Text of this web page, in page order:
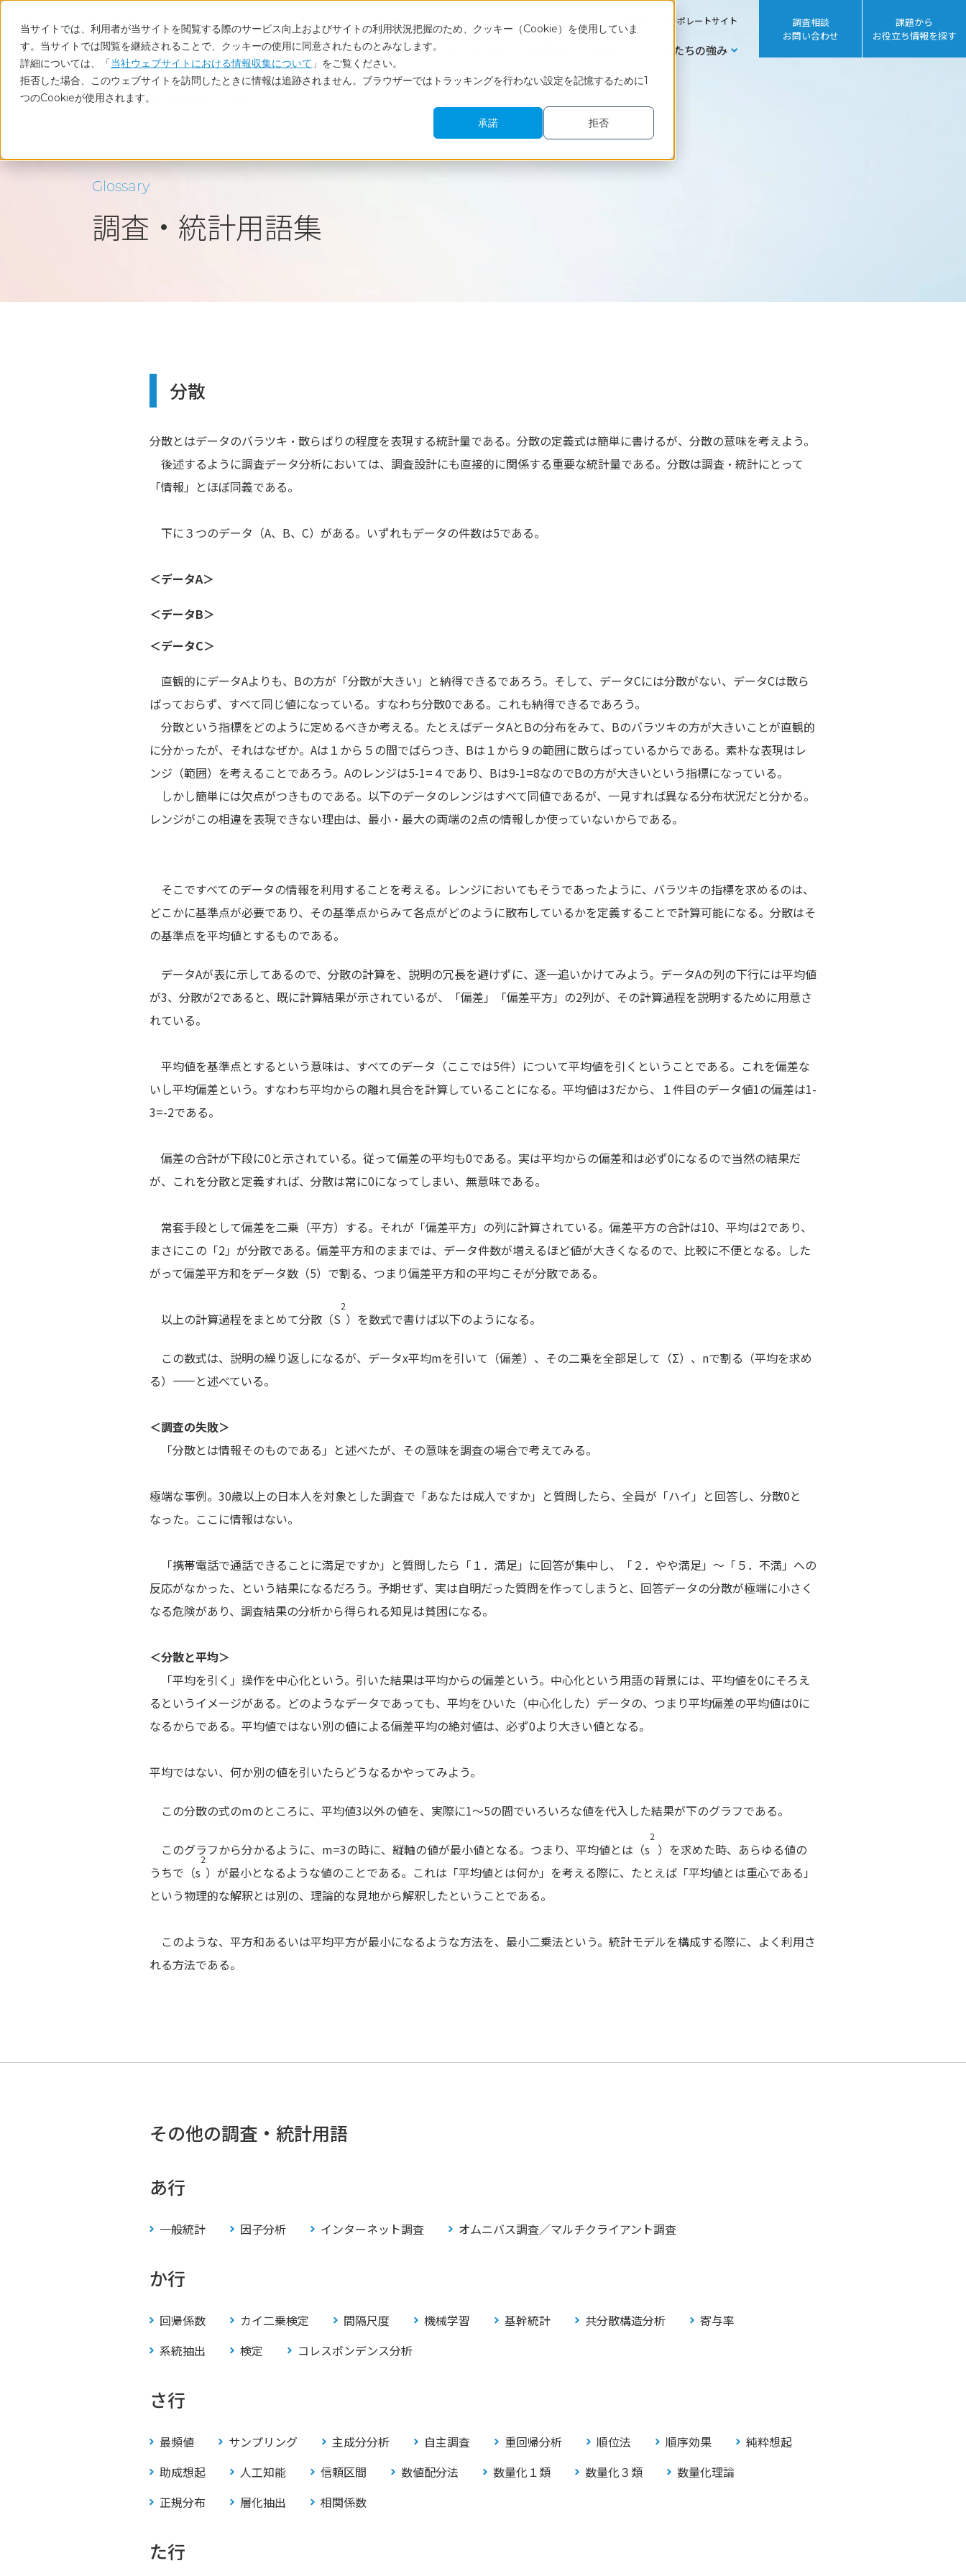
当サイトでは、利用者が当サイトを閲覧する際のサービス向上およびサイトの利用状況把握のため、クッキー（Cookie）を使用していま
す。当サイトでは閲覧を継続されることで、クッキーの使用に同意されたものとみなします。
詳細については、「当社ウェブサイトにおける情報収集について 」をご覧ください。
拒否した場合、このウェブサイトを訪問したときに情報は追跡されません。ブラウザーではトラッキングを行わない設定を記憶するために1
つのCookieが使用されます。
承諾
拒否
コーポレートサイト
サービス 調査レポート・コラム 私たちの強み
調査相談
お問い合わせ
課題から
お役立ち情報を探す
ホーム 調査・統計用語集
Glossary
調査・統計用語集
分散
分散とはデータのバラツキ・散らばりの程度を表現する統計量である。分散の定義式は簡単に書けるが、分散の意味を考えよう。
後述するように調査データ分析においては、調査設計にも直接的に関係する重要な統計量である。分散は調査・統計にとって
「情報」とほぼ同義である。
下に３つのデータ（A、B、C）がある。いずれもデータの件数は5である。
＜データA＞
＜データB＞
＜データC＞
直観的にデータAよりも、Bの方が「分散が大きい」と納得できるであろう。そして、データCには分散がない、データCは散ら
ばっておらず、すべて同じ値になっている。すなわち分散0である。これも納得できるであろう。
分散という指標をどのように定めるべきか考える。たとえばデータAとBの分布をみて、Bのバラツキの方が大きいことが直観的
に分かったが、それはなぜか。Aは１から５の間でばらつき、Bは１から９の範囲に散らばっているからである。素朴な表現はレ
ンジ（範囲）を考えることであろう。Aのレンジは5-1=４であり、Bは9-1=8なのでBの方が大きいという指標になっている。
しかし簡単には欠点がつきものである。以下のデータのレンジはすべて同値であるが、一見すれば異なる分布状況だと分かる。
レンジがこの相違を表現できない理由は、最小・最大の両端の2点の情報しか使っていないからである。
そこですべてのデータの情報を利用することを考える。レンジにおいてもそうであったように、バラツキの指標を求めるのは、
どこかに基準点が必要であり、その基準点からみて各点がどのように散布しているかを定義することで計算可能になる。分散はそ
の基準点を平均値とするものである。
データAが表に示してあるので、分散の計算を、説明の冗長を避けずに、逐一追いかけてみよう。データAの列の下行には平均値
が3、分散が2であると、既に計算結果が示されているが、「偏差」「偏差平方」の2列が、その計算過程を説明するために用意さ
れている。
平均値を基準点とするという意味は、すべてのデータ（ここでは5件）について平均値を引くということである。これを偏差な
いし平均偏差という。すなわち平均からの離れ具合を計算していることになる。平均値は3だから、１件目のデータ値1の偏差は1-
3=-2である。
偏差の合計が下段に0と示されている。従って偏差の平均も0である。実は平均からの偏差和は必ず0になるので当然の結果だ
が、これを分散と定義すれば、分散は常に0になってしまい、無意味である。
常套手段として偏差を二乗（平方）する。それが「偏差平方」の列に計算されている。偏差平方の合計は10、平均は2であり、
まさにこの「2」が分散である。偏差平方和のままでは、データ件数が増えるほど値が大きくなるので、比較に不便となる。した
がって偏差平方和をデータ数（5）で割る、つまり偏差平方和の平均こそが分散である。
以上の計算過程をまとめて分散（S
2
）を数式で書けば以下のようになる。
この数式は、説明の繰り返しになるが、データx平均mを引いて（偏差）、その二乗を全部足して（Σ）、nで割る（平均を求め
る）――と述べている。
＜調査の失敗＞
「分散とは情報そのものである」と述べたが、その意味を調査の場合で考えてみる。
極端な事例。30歳以上の日本人を対象とした調査で「あなたは成人ですか」と質問したら、全員が「ハイ」と回答し、分散0と
なった。ここに情報はない。
「携帯電話で通話できることに満足ですか」と質問したら「１．満足」に回答が集中し、「２．やや満足」～「５．不満」への
反応がなかった、という結果になるだろう。予期せず、実は自明だった質問を作ってしまうと、回答データの分散が極端に小さく
なる危険があり、調査結果の分析から得られる知見は貧困になる。
＜分散と平均＞
「平均を引く」操作を中心化という。引いた結果は平均からの偏差という。中心化という用語の背景には、平均値を0にそろえ
るというイメージがある。どのようなデータであっても、平均をひいた（中心化した）データの、つまり平均偏差の平均値は0に
なるからである。平均値ではない別の値による偏差平均の絶対値は、必ず0より大きい値となる。
平均ではない、何か別の値を引いたらどうなるかやってみよう。
この分散の式のmのところに、平均値3以外の値を、実際に1～5の間でいろいろな値を代入した結果が下のグラフである。
このグラフから分かるように、m=3の時に、縦軸の値が最小値となる。つまり、平均値とは（s
2
）を求めた時、あらゆる値の
うちで（s
2
）が最小となるような値のことである。これは「平均値とは何か」を考える際に、たとえば「平均値とは重心である」
という物理的な解釈とは別の、理論的な見地から解釈したということである。
このような、平方和あるいは平均平方が最小になるような方法を、最小二乗法という。統計モデルを構成する際に、よく利用さ
れる方法である。
その他の調査・統計用語
あ行
一般統計 因子分析 インターネット調査 オムニバス調査／マルチクライアント調査
か行
回帰係数 カイ二乗検定 間隔尺度 機械学習 基幹統計 共分散構造分析
寄与率
系統抽出
検定 コレスポンデンス分析
さ行
最頻値 サンプリング 主成分分析 自主調査 重回帰分析 順位法 順序効果
純粋想起
助成想起
人工知能 信頼区間 数値配分法 数量化１類 数量化３類
数量化理論
正規分布
層化抽出 相関係数
た行